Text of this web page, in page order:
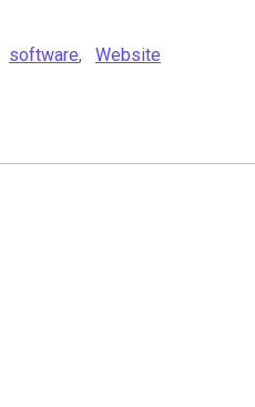
software, Website